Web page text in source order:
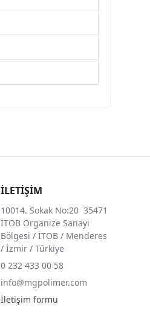
İLETİŞİM
10014. Sokak No:20 35471
İTOB Organize Sanayi
Bölgesi / İTOB / Menderes
/ İzmir / Türkiye
0 232 433 00 58
info@mgpolimer.com
İletişim formu